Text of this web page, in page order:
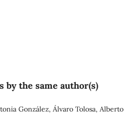
by the same author(s)
González, Álvaro Tolosa, Alberto